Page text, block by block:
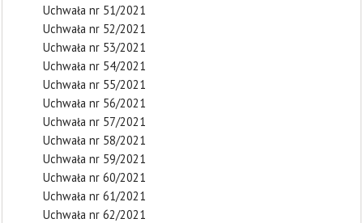
Uchwała nr 51/2021
Uchwała nr 52/2021
Uchwała nr 53/2021
Uchwała nr 54/2021
Uchwała nr 55/2021
Uchwała nr 56/2021
Uchwała nr 57/2021
Uchwała nr 58/2021
Uchwała nr 59/2021
Uchwała nr 60/2021
Uchwała nr 61/2021
Uchwała nr 62/2021